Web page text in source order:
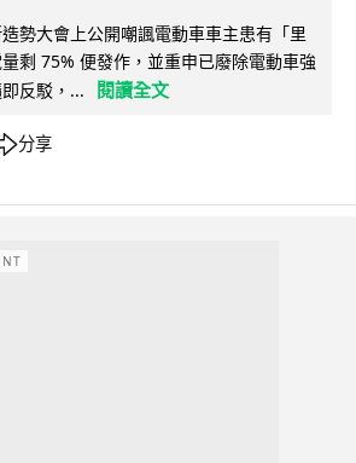
勢大會上公開嘲諷電動車車主患有「里
剩 75% 便發作，並重申已廢除電動車強
反駁，...
閱讀全文
分享